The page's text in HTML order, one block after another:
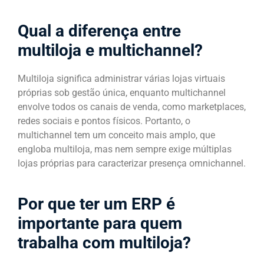
Qual a diferença entre
multiloja e multichannel?
Multiloja significa administrar várias lojas virtuais
próprias sob gestão única, enquanto multichannel
envolve todos os canais de venda, como marketplaces,
redes sociais e pontos físicos. Portanto, o
multichannel tem um conceito mais amplo, que
engloba multiloja, mas nem sempre exige múltiplas
lojas próprias para caracterizar presença omnichannel.
Por que ter um ERP é
importante para quem
trabalha com multiloja?